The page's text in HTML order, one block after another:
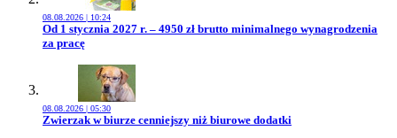
08.08.2026 | 10:24
Przejdź do artykułu:
Od 1 stycznia 2027 r. – 4950 zł brutto minimalnego wynagrodzenia
za pracę
08.08.2026 | 05:30
Przejdź do artykułu:
Zwierzak w biurze cenniejszy niż biurowe dodatki